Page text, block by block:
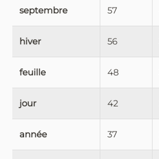
septembre 57
hiver 56
feuille 48
jour 42
année 37